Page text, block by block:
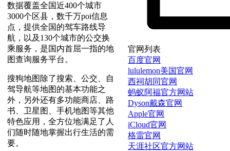
数据覆盖全国近400个城市
3000个区县，数千万poi信息
点，提供全国的驾车路线导
航，以及130个城市的公交换
乘服务，是国内首屈一指的地
图查询服务平台。
搜狗地图除了搜索、公交、自
驾导航等地图的基本功能之
外，另外还有多功能商店、路
书、卫星图、手机地图等其他
特色应用，全方位地满足了人
们随时随地掌握出行生活的需
要。
官网列表
百度官网
lululemon美国官网
西祠胡同官网
蚂蚁阿福官方网站
Dyson戴森官网
Apple官网
iCloud官网
格雷官网
天涯社区官方网站